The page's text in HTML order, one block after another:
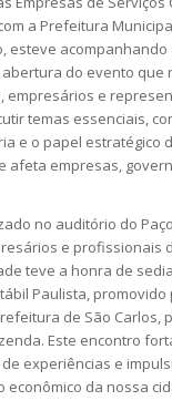
a Prefeitura
esteve
abertura do evento que
empresários e
temas essenciais,
e o papel estratégico
afeta empresas,
no auditório do
e profissionais
teve a honra de
Paulista, promovido
de São Carlos,
Este encontro
experiências e
da nossa